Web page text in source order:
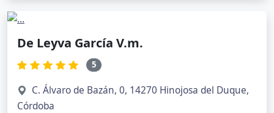
De Leyva García V.m.
5
C. Álvaro de Bazán, 0, 14270 Hinojosa del Duque,
Córdoba